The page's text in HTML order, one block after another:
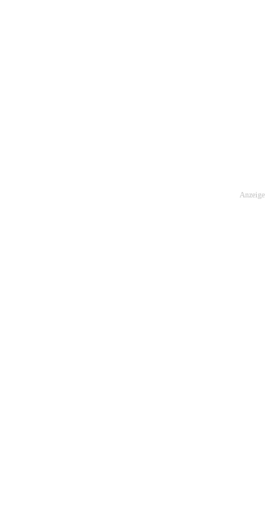
Anzeige